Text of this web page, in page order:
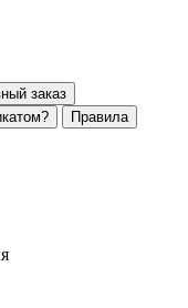
заказ
Правила